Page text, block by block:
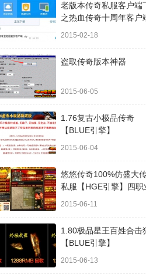
老版本传奇私服客户端
之热血传奇十周年客户
2015-02-18
盗取传奇版本神器
2015-06-05
1.76复古小极品传奇
【BLUE引擎】
2015-06-04
悠悠传奇100%仿盛大
私服【HGE引擎】四职
2015-06-11
1.80极品星王百姓合击
【BLUE引擎】
2015-06-13